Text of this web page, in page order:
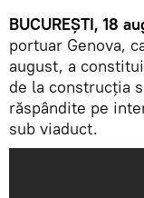
BUCUREȘTI, 18
portuar Genova,
august, a
de la construcția
răspândite pe
sub viaduct.